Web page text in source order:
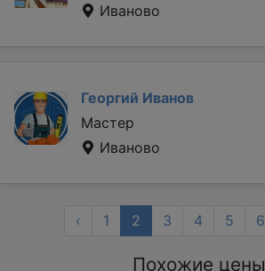
Иваново
Георгий Иванов
Мастер
Иваново
‹ 1 2 3 4 5 6
Похожие цены